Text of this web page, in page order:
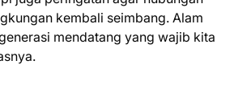
kembali seimbang. Alam
mendatang yang wajib kita